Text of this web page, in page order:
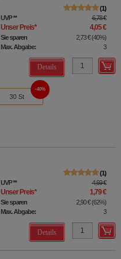
1
UVP** 6,78 €
Unser Preis* 4,05 €
Sie sparen 2,73 €(40%)
Max. Abgabe:
3
Details
30 St
40%
1
UVP** 4,69 €
Unser Preis* 1,79 €
Sie sparen 2,90 €(62%)
Max. Abgabe:
3
Details